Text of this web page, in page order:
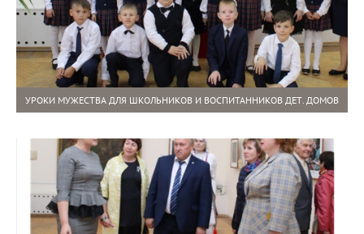
УРОКИ МУЖЕСТВА ДЛЯ ШКОЛЬНИКОВ И ВОСПИТАННИКОВ ДЕТ. ДОМОВ